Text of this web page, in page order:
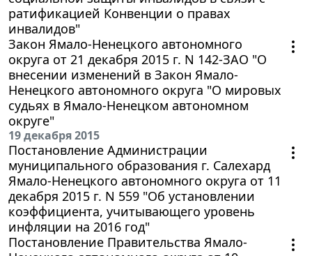
ратификацией Конвенции о правах
инвалидов"
Закон Ямало-Ненецкого автономного
округа от 21 декабря 2015 г. N 142-ЗАО "О
внесении изменений в Закон Ямало-
Ненецкого автономного округа "О мировых
судьях в Ямало-Ненецком автономном
округе"
19 декабря 2015
Постановление Администрации
муниципального образования г. Салехард
Ямало-Ненецкого автономного округа от 11
декабря 2015 г. N 559 "Об установлении
коэффициента, учитывающего уровень
инфляции на 2016 год"
Постановление Правительства Ямало-